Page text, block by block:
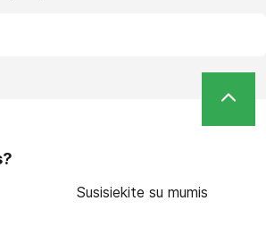
Susisiekite su mumis